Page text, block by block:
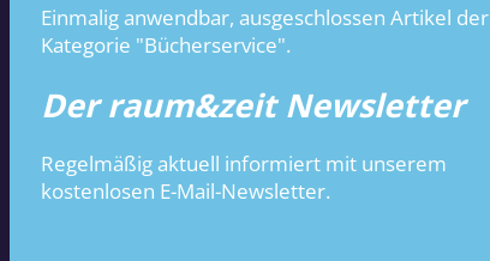
Einmalig anwendbar, ausgeschlossen Artikel der
Kategorie "Bücherservice".
Der raum&zeit Newsletter
Regelmäßig aktuell informiert mit unserem
kostenlosen E-Mail-Newsletter.